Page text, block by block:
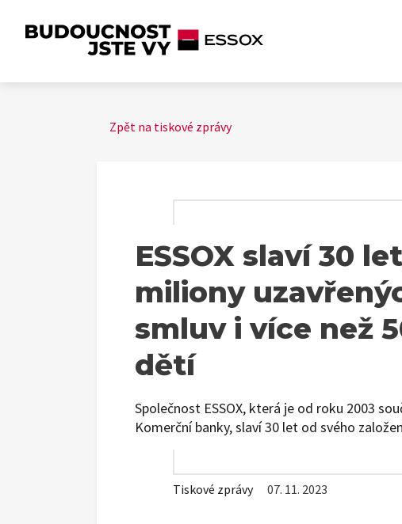
Zpět na tiskové zprávy
ESSOX slaví 30
miliony
smluv i více než
dětí
Společnost ESSOX, která je od roku 2003
Komerční banky, slaví 30 let od svého
Tiskové zprávy 07. 11. 2023